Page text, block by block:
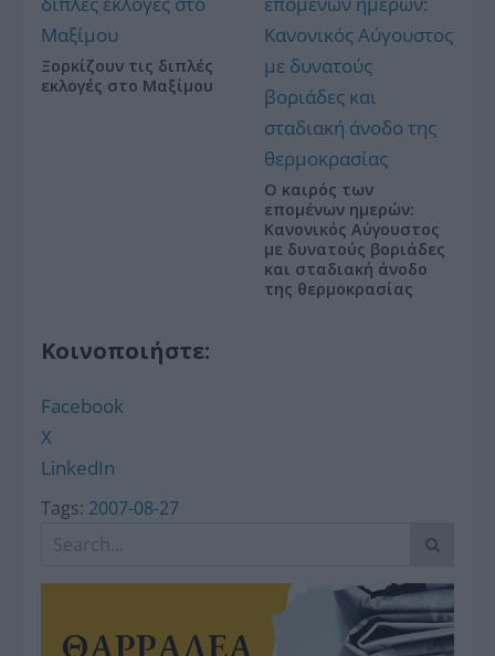
Ξορκίζουν τις διπλές
εκλογές στο Μαξίμου
Ο καιρός των
επομένων ημερών:
Κανονικός Αύγουστος
με δυνατούς βοριάδες
και σταδιακή άνοδο
της θερμοκρασίας
Κοινοποιήστε:
Facebook
X
LinkedIn
Tags: 2007-08-27